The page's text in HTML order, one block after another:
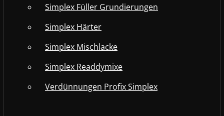
Simplex Füller Grundierungen
Simplex Härter
Simplex Mischlacke
Simplex Readdymixe
Verdünnungen Profix Simplex